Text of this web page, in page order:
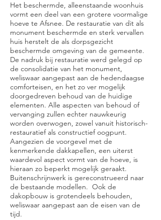
Het beschermde, alleenstaande woonhuis
vormt een deel van een grotere voormalige
hoeve te Afsnee. De restauratie van dit als
monument beschermde en sterk vervallen
huis herstelt de als dorpsgezicht
beschermde omgeving van de gemeente.
De nadruk bij restauratie werd gelegd op
de consolidatie van het monument,
weliswaar aangepast aan de hedendaagse
comforteisen, en het zo ver mogelijk
doorgedreven behoud van de huidige
elementen. Alle aspecten van behoud of
vervanging zullen echter nauwkeurig
worden overwogen, zowel vanuit historisch-
restauratief als constructief oogpunt.
Aangezien de voorgevel met de
kenmerkende dakkapellen, een uiterst
waardevol aspect vormt van de hoeve, is
hieraan zo beperkt mogelijk geraakt.
Buitenschrijnwerk is gereconstrueerd naar
de bestaande modellen. Ook de
dakopbouw is grotendeels behouden,
weliswaar aangepast aan de eisen van de
tijd.